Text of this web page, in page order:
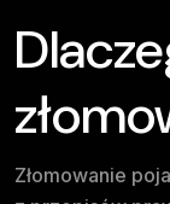
Złomowanie